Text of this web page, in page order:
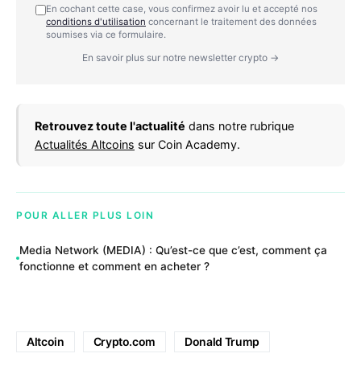
En cochant cette case, vous confirmez avoir lu et accepté nos
conditions d'utilisation concernant le traitement des données
soumises via ce formulaire.
En savoir plus sur notre newsletter crypto →
Retrouvez toute l'actualité dans notre rubrique
Actualités Altcoins sur Coin Academy.
POUR ALLER PLUS LOIN
Media Network (MEDIA) : Qu’est-ce que c’est, comment ça
fonctionne et comment en acheter ?
Altcoin Crypto.com Donald Trump